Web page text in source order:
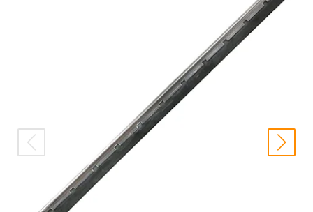
prev next